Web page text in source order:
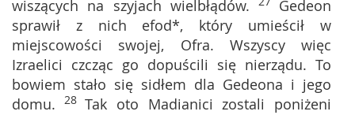
wiszących na szyjach wielbłądów.
Gedeon
sprawił z nich efod*, który umieścił w
miejscowości swojej, Ofra. Wszyscy więc
Izraelici czcząc go dopuścili się nierządu. To
bowiem stało się sidłem dla Gedeona i jego
domu. 28Tak oto Madianici zostali poniżeni